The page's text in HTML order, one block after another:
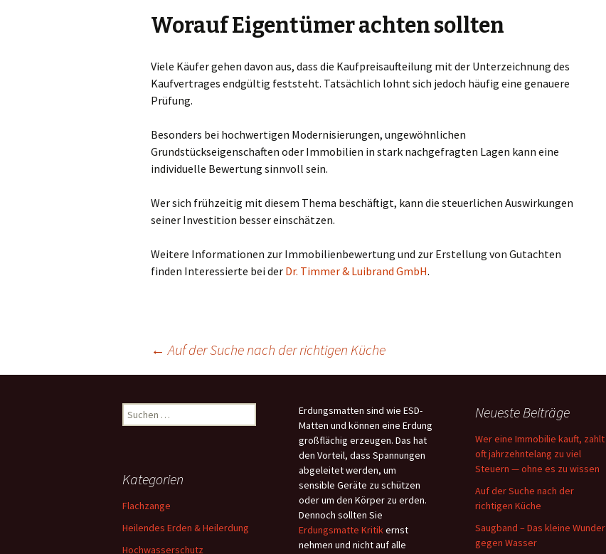
Worauf Eigentümer achten sollten
Viele Käufer gehen davon aus, dass die Kaufpreisaufteilung mit der Unterzeichnung des
Kaufvertrages endgültig feststeht. Tatsächlich lohnt sich jedoch häufig eine genauere
Prüfung.
Besonders bei hochwertigen Modernisierungen, ungewöhnlichen
Grundstückseigenschaften oder Immobilien in stark nachgefragten Lagen kann eine
individuelle Bewertung sinnvoll sein.
Wer sich frühzeitig mit diesem Thema beschäftigt, kann die steuerlichen Auswirkungen
seiner Investition besser einschätzen.
Weitere Informationen zur Immobilienbewertung und zur Erstellung von Gutachten
finden Interessierte bei der Dr. Timmer & Luibrand GmbH.
Navigation
← Auf der Suche nach der richtigen Küche
Suchen
nach:
Erdungsmatten sind wie ESD-
Matten und können eine Erdung
großflächig erzeugen. Das hat
den Vorteil, dass Spannungen
abgeleitet werden, um
sensible Geräte zu schützen
oder um den Körper zu erden.
Dennoch sollten Sie
Erdungsmatte Kritikernst
nehmen und nicht auf alle
Neueste Beiträge
Wer eine Immobilie kauft, zahlt
oft jahrzehntelang zu viel
Steuern — ohne es zu wissen
Auf der Suche nach der
richtigen Küche
Saugband – Das kleine Wunder
gegen Wasser
Kategorien
Flachzange
Heilendes Erden & Heilerdung
Hochwasserschutz